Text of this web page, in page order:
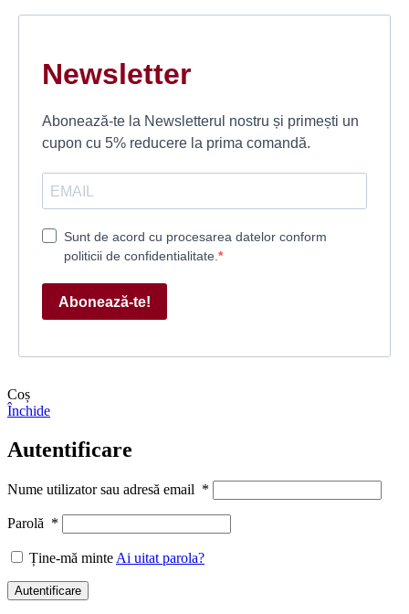
Newsletter
Abonează-te la Newsletterul nostru și primești un
cupon cu 5% reducere la prima comandă.
Sunt de acord cu procesarea datelor conform
politicii de confidentialitate.
Abonează-te!
Coș
Închide
Autentificare
Nume utilizator sau adresă email *
Parolă *
Ține-mă minte Ai uitat parola?
Autentificare